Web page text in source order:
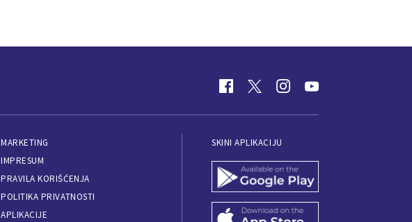
MARKETING
IMPRESUM
PRAVILA KORIŠĆENJA
POLITIKA PRIVATNOSTI
APLIKACIJE
SKINI APLIKACIJU